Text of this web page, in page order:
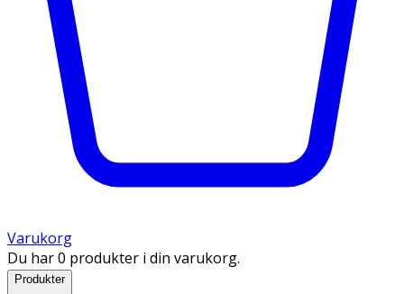
Varukorg
Du har 0 produkter i din varukorg.
Produkter